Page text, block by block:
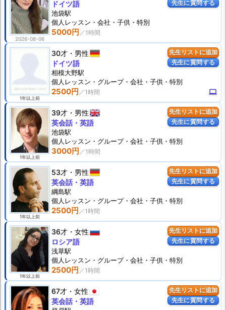
先生に質問する
2026-08-06
5000円
ドイツ語
池袋駅
個人 レッスン ・会社・子供・特別
先生リストに追加
先生に質問する
1年以上前
30才 男性
2500円 computer
ドイツ語
相模大野駅
個人 レッスン ・グループ・会社・子供・特別
先生リストに追加
先生に質問する
1年以上前
39才 男性
3000円
英会話・英語
池袋駅
個人 レッスン ・グループ・会社・子供・特別
先生リストに追加
先生に質問する
1年以上前
53才 男性
2500円
英会話・英語
綱島駅
個人 レッスン ・グループ・会社・子供・特別
先生リストに追加
先生に質問する
1年以上前
36才 女性
2500円
ロシア語
浅草駅
個人 レッスン ・グループ・会社・子供・特別
先生リストに追加
先生に質問する
67才 女性
英会話・英語